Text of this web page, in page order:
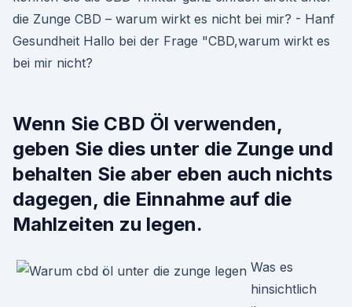
die Zunge CBD – warum wirkt es nicht bei mir? - Hanf
Gesundheit Hallo bei der Frage "CBD,warum wirkt es
bei mir nicht?
Wenn Sie CBD Öl verwenden,
geben Sie dies unter die Zunge und
behalten Sie aber eben auch nichts
dagegen, die Einnahme auf die
Mahlzeiten zu legen.
Was es
hinsichtlich